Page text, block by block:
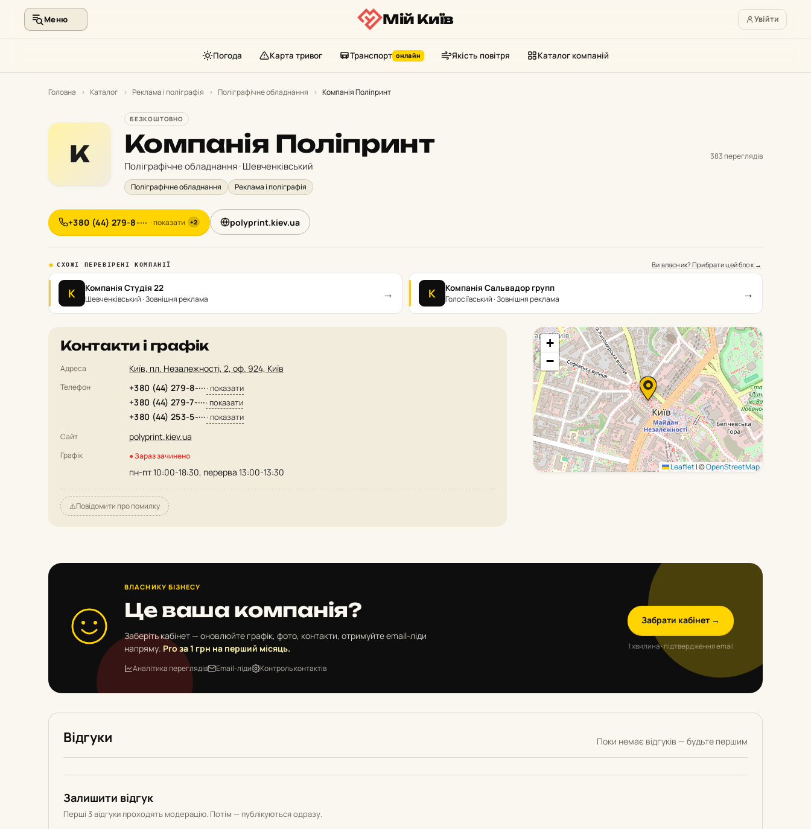
Меню Мій Київ Увійти
Погода Карта тривог Транспорт онлайн Якість повітря Каталог компаній
Головна › Каталог › Реклама і поліграфія › Поліграфічне обладнання › Компанія Поліпринт
К
БЕЗКОШТОВНО
Компанія Поліпринт
Поліграфічне обладнання · Шевченківський
Поліграфічне обладнання Реклама і поліграфія
383 переглядів
+380 (44) 279-8-··· · показати +2 polyprint.kiev.ua
СХОЖІ ПЕРЕВІРЕНІ КОМПАНІЇ Ви власник? Прибрати цей блок →
К Компанія Студія 22
Шевченківський · Зовнішня реклама → К Компанія Сальвадор групп
Голосіївський · Зовнішня реклама →
Контакти і графік
Адреса Київ, пл. Незалежності, 2, оф. 924, Київ
Телефон +380 (44) 279-8-···· показати
+380 (44) 279-7-···· показати
+380 (44) 253-5-···· показати
Сайт polyprint.kiev.ua
Графік ● Зараз зачинено
пн-пт 10:00-18:30, перерва 13:00-13:30
⚠️Повідомити про помилку
+
−
Leaflet|©OpenStreetMap
ВЛАСНИКУ БІЗНЕСУ
Це ваша компанія?
Заберіть кабінет — оновлюйте графік, фото, контакти, отримуйте email-ліди
напряму. Pro за 1 грн на перший місяць.
Аналітика переглядів Email-ліди Контроль контактів
Забрати кабінет →
1 хвилина · підтвердження email
Відгуки Поки немає відгуків — будьте першим
Залишити відгук
Перші 3 відгуки проходять модерацію. Потім — публікуються одразу.